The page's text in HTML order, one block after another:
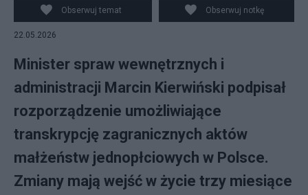
Obserwuj temat Obserwuj notkę
22.05.2026
Minister spraw wewnętrznych i
administracji Marcin Kierwiński podpisał
rozporządzenie umożliwiające
transkrypcję zagranicznych aktów
małżeństw jednopłciowych w Polsce.
Zmiany mają wejść w życie trzy miesiące